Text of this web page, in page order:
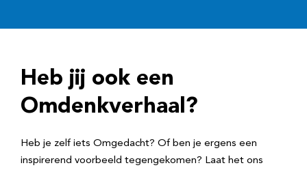
r
e
Heb jij ook een
Omdenkverhaal?
Heb je zelf iets Omgedacht? Of ben je ergens een
inspirerend voorbeeld tegengekomen? Laat het ons